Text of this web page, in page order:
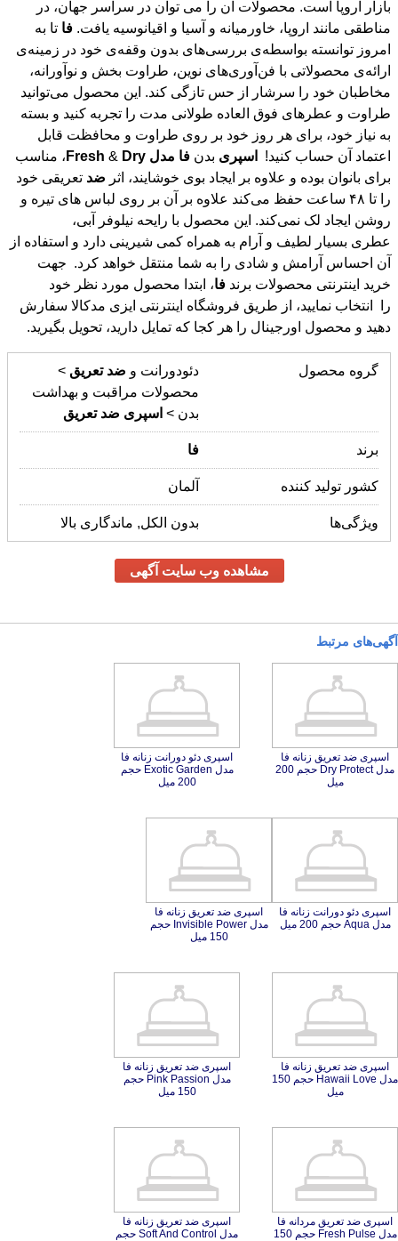
مناطقی مانند اروپا، خاورمیانه و آسیا و اقیانوسیه یافت. فا تا به
امروز توانسته بواسطه‌ی بررسی‌های بدون وقفه‌ی خود در زمینه‌ی
ارائه‌ی محصولاتی با فن‌آوری‌های نوین، طراوت بخش و نوآورانه،
مخاطبان خود را سرشار از حس تازگی کند. این محصول می‌توانید
طراوت و عطرهای فوق العاده طولانی مدت را تجربه کنید و بسته
به نیاز خود، برای هر روز خود بر روی طراوت و محافظت قابل
اعتماد آن حساب کنید! اسپری بدن فا مدل Fresh & Dry
، مناسب
برای بانوان بوده و علاوه بر ایجاد بوی خوشایند، اثر ضد تعریقی خود
را تا ۴۸ ساعت حفظ می‌کند علاوه بر آن بر روی لباس های تیره و
روشن ایجاد لک نمی‌کند. این محصول با رایحه نیلوفر آبی،
عطری بسيار لطيف و آرام به همراه کمی شيرينی دارد و استفاده از
آن احساس آرامش و شادی را به شما منتقل خواهد کرد. جهت
خرید اینترنتی محصولات برند فا، ابتدا محصول مورد نظر خود
را انتخاب نمایید، از طریق فروشگاه اینترنتی ایزی مدکالا سفارش
دهید و محصول اورجینال را هر کجا که تمایل دارید، تحویل بگیرید.
گروه محصول دئودورانت و ضد تعریق >
محصولات مراقبت و بهداشت
بدن > اسپری ضد تعریق
برند فا
کشور تولید کننده آلمان
ویژگی‌ها بدون الکل, ماندگاری بالا
مشاهده وب سایت آگهی
آگهی‌های مرتبط
اسپری ضد تعریق زنانه فا
مدل Dry Protect حجم 200
میل
اسپری دئو دورانت زنانه فا
مدل Exotic Garden حجم
200 میل
اسپری دئو دورانت زنانه فا
مدل Aqua حجم 200 میل
اسپری ضد تعریق زنانه فا
مدل Invisible Power حجم
150 میل
اسپری ضد تعریق زنانه فا
مدل Hawaii Love حجم 150
میل
اسپری ضد تعریق زنانه فا
مدل Pink Passion حجم
150 میل
اسپری ضد تعریق مردانه فا
مدل Fresh Pulse حجم 150
اسپری ضد تعریق زنانه فا
مدل Soft And Control حجم